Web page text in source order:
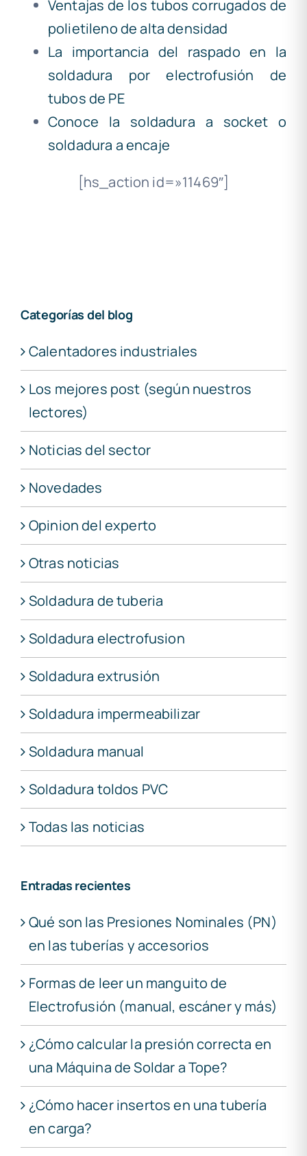
Ventajas de los tubos corrugados de
polietileno de alta densidad
La importancia del raspado en la
soldadura por electrofusión de
tubos de PE
Conoce la soldadura a socket o
soldadura a encaje
[hs_action id=»11469″]
Categorías del blog
Calentadores industriales
Los mejores post (según nuestros
lectores)
Noticias del sector
Novedades
Opinion del experto
Otras noticias
Soldadura de tuberia
Soldadura electrofusion
Soldadura extrusión
Soldadura impermeabilizar
Soldadura manual
Soldadura toldos PVC
Todas las noticias
Entradas recientes
Qué son las Presiones Nominales (PN)
en las tuberías y accesorios
Formas de leer un manguito de
Electrofusión (manual, escáner y más)
¿Cómo calcular la presión correcta en
una Máquina de Soldar a Tope?
¿Cómo hacer insertos en una tubería
en carga?